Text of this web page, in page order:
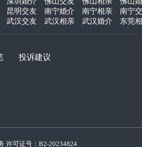
昆明交友 南宁婚介 南宁相亲 南宁
武汉交友 武汉相亲 武汉婚介 东莞
投诉建议
许可证号： B2-20234824